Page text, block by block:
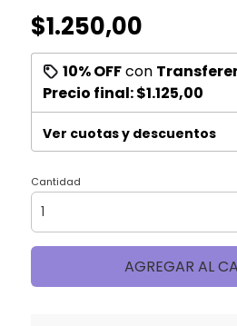
$1.250,00
10% OFFcon
Precio final:$1.125,00
Ver cuotas y descuentos
Cantidad
AGREGAR AL